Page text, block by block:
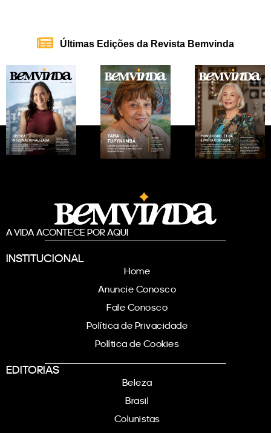
Últimas Edições da Revista Bemvinda
A VIDA ACONTECE POR AQUI
INSTITUCIONAL
Home
Anuncie Conosco
Fale Conosco
Política de Privacidade
Política de Cookies
EDITORIAS
Beleza
Brasil
Colunistas